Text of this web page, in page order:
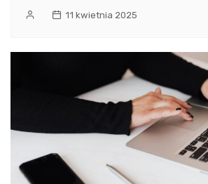
11 kwietnia 2025